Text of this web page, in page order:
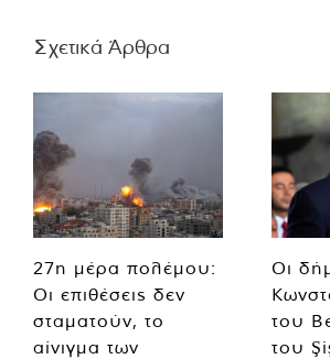
Σχετικά Άρθρα
27η μέρα πολέμου:
Οι επιθέσεις δεν
σταματούν, το
αίνιγμα των
Οι
του
του